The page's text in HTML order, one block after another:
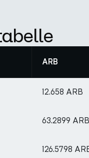
ARB
12.658 ARB
63.2899 ARB
126.5798